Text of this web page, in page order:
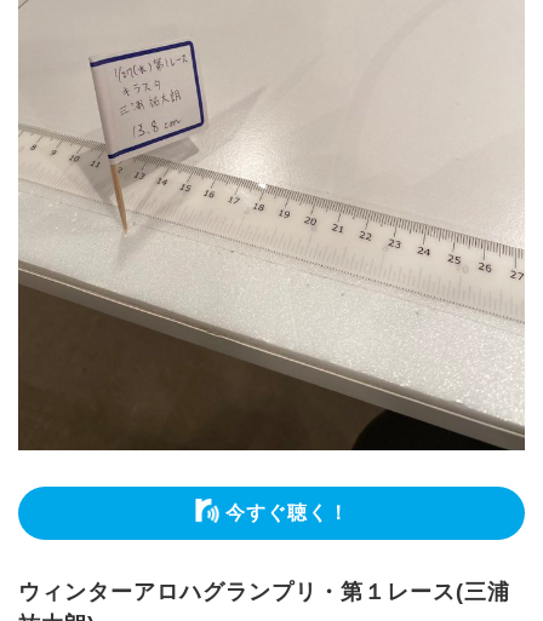
今すぐ聴く！
ウィンターアロハグランプリ・第１レース(三浦